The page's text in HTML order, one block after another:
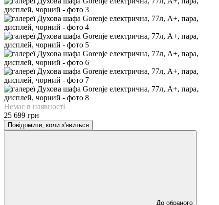
Немає в наявності
25 699 грн
Повідомити, коли з'явиться
До обраного